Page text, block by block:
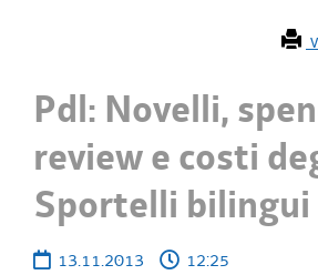
Pdl: Novelli,
review e costi
Sportelli bilingui
13.11.2013
12:25